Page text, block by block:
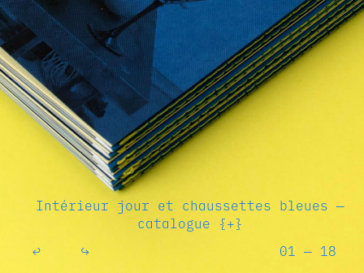
↩ ↪
Intérieur jour et chaussettes bleues —
catalogue {+}
01 — 18